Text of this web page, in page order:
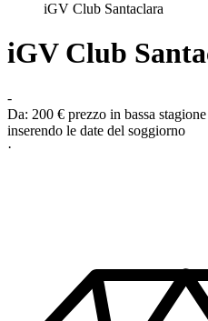
iGV Club Santaclara
iGV Club
-
Da: 200 € prezzo in bassa
inserendo le date del soggiorno
·